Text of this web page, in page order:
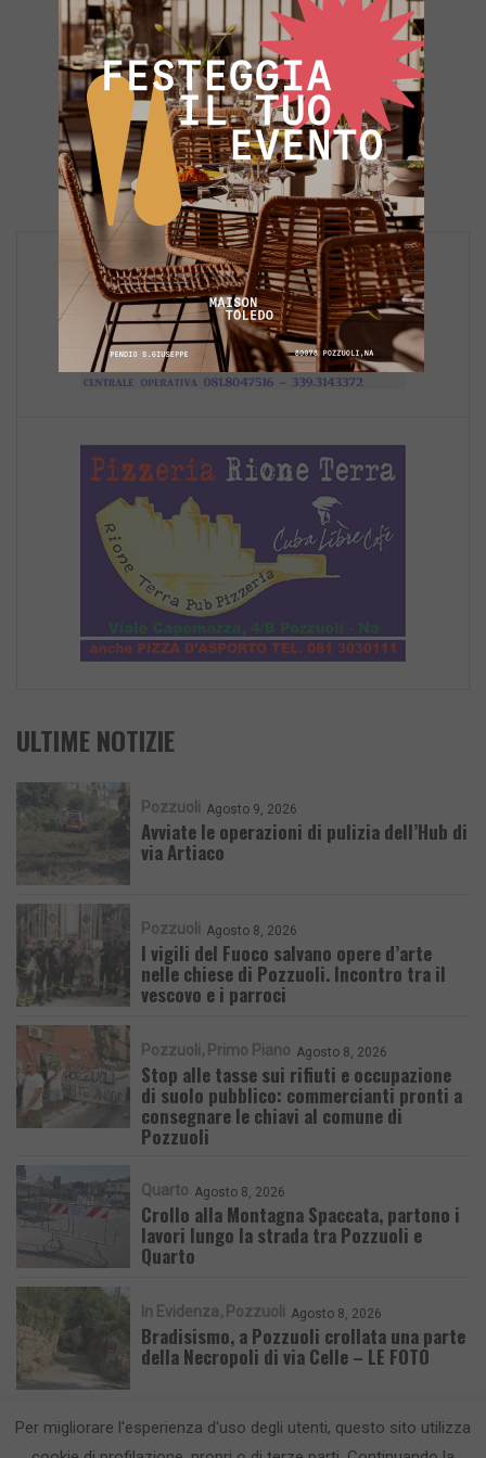
ULTIME NOTIZIE
Pozzuoli Agosto 9, 2026
Avviate le operazioni di pulizia dell’Hub di
via Artiaco
Pozzuoli Agosto 8, 2026
I vigili del Fuoco salvano opere d’arte
nelle chiese di Pozzuoli. Incontro tra il
vescovo e i parroci
Pozzuoli Primo Piano Agosto 8, 2026
Stop alle tasse sui rifiuti e occupazione
di suolo pubblico: commercianti pronti a
consegnare le chiavi al comune di
Pozzuoli
Quarto Agosto 8, 2026
Crollo alla Montagna Spaccata, partono i
lavori lungo la strada tra Pozzuoli e
Quarto
In Evidenza Pozzuoli Agosto 8, 2026
Bradisismo, a Pozzuoli crollata una parte
della Necropoli di via Celle – LE FOTO
Per migliorare l'esperienza d'uso degli utenti, questo sito utilizza